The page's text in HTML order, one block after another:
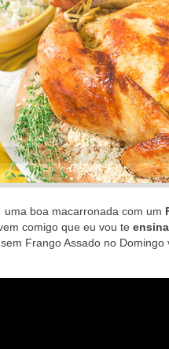
boa macarronada com um
comigo que eu vou te
Frango Assado no Domingo